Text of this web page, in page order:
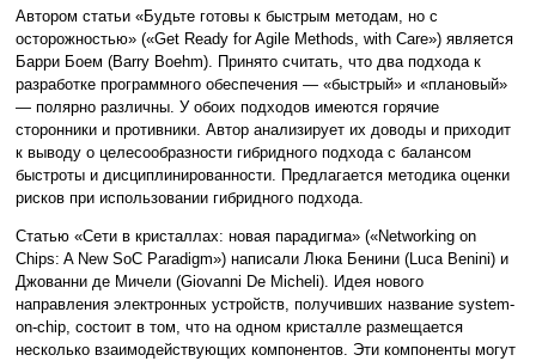
Автором статьи «Будьте готовы к быстрым методам, но с
осторожностью» («Get Ready for Agile Methods, with Care») является
Барри Боем (Barry Boehm). Принято считать, что два подхода к
разработке программного обеспечения — «быстрый» и «плановый»
— полярно различны. У обоих подходов имеются горячие
сторонники и противники. Автор анализирует их доводы и приходит
к выводу о целесообразности гибридного подхода с балансом
быстроты и дисциплинированности. Предлагается методика оценки
рисков при использовании гибридного подхода.
Статью «Сети в кристаллах: новая парадигма» («Networking on
Chips: A New SoC Paradigm») написали Люка Бенини (Luca Benini) и
Джованни де Мичели (Giovanni De Micheli). Идея нового
направления электронных устройств, получивших название system-
on-chip, состоит в том, что на одном кристалле размещается
несколько взаимодействующих компонентов. Эти компоненты могут